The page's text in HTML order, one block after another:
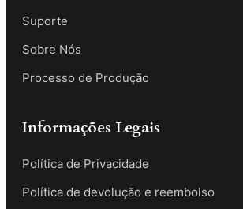
Suporte
Sobre Nós
Processo de Produção
Informações Legais
Política de Privacidade
Política de devolução e reembolso